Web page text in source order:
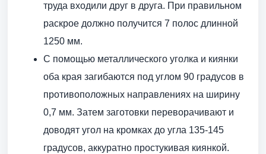
труда входили друг в друга. При правильном
раскрое должно получится 7 полос длинной
1250 мм.
С помощью металлического уголка и киянки
оба края загибаются под углом 90 градусов в
противоположных направлениях на ширину
0,7 мм. Затем заготовки переворачивают и
доводят угол на кромках до угла 135-145
градусов, аккуратно простукивая киянкой.